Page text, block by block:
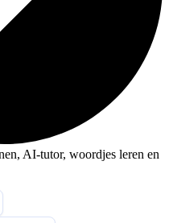
AI-tutor, woordjes leren en